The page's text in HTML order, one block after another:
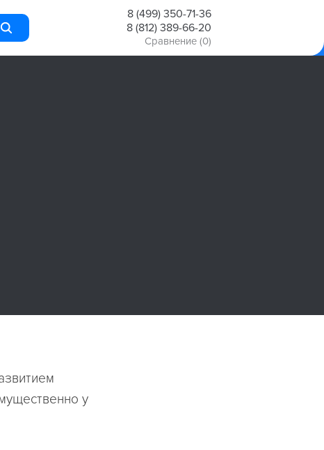
8 (499) 350-71-36
8 (812) 389-66-20
Сравнение (0)
у